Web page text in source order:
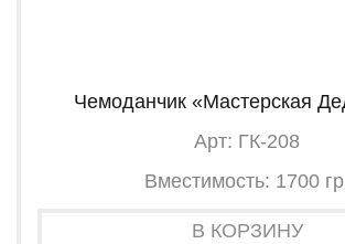
Чемоданчик «Мастерская
Арт: ГК-208
Вместимость: 1700
В КОРЗИНУ